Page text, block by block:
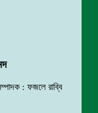
: ফজলে রাব্বি